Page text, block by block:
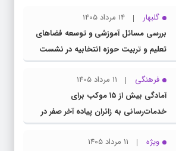
گلبهار
14 مرداد 1405
بررسی مسائل آموزشی و توسعه فضاهای
تعلیم و تربیت حوزه انتخابیه در نشست
مشترک عضو کمیسیون آموزش مجلس با
مدیرکل آموزش و پرورش خراسان رضوی
فرهنگی
11 مرداد 1405
آمادگی بیش از ۱۵ موکب برای
خدمات‌رسانی به زائران پیاده آخر صفر در
شهرستان چناران
ویژه
11 مرداد 1405